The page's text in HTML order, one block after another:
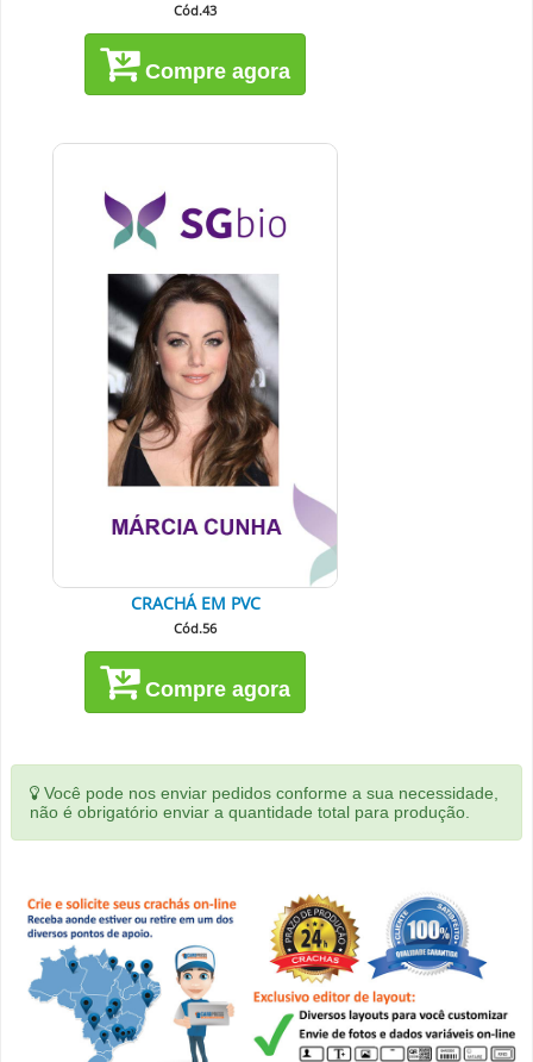
Cód.43
Compre agora
CRACHÁ EM PVC
Cód.56
Compre agora
Você pode nos enviar pedidos conforme a sua necessidade,
não é obrigatório enviar a quantidade total para produção.